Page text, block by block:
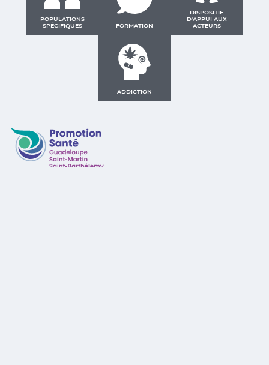
POPULATIONS
SPÉCIFIQUES
FORMATION
DISPOSITIF
D'APPUI AUX
ACTEURS
ADDICTION
Promotion Santé Guadeloupe, Saint-Martin, Saint